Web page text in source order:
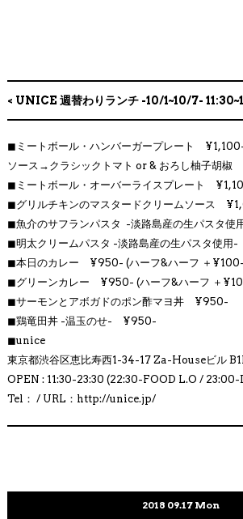
< UNICE 週替わりランチ -10/1~10/7-
◼︎ ミートボール・ハンバーガープレート
ソース→クラシックトマト or & おろし柚子胡椒
◼︎ ミートボール・オーバーライスプレート
◼︎グリルチキンのマスタードクリームソース
◼︎魚介のサフランパスタ -淡路島産の生パスタ
◼︎明太クリームパスタ -淡路島産の生パスタ使
◼︎本日のカレー ¥950- (ハーフ&ハーフ ＋
◼︎グリーンカレー ¥950- (ハーフ&ハーフ ＋
◼︎サーモンとアボガドのポン酢マヨ丼 ¥950-
◼︎鶏竜田丼 -温玉のせ- ¥950-
◼︎unice
東京都渋谷区恵比寿西1-34-17 Za-Houseビル
OPEN : 11:30-23:30 (22:30-FOOD L.O /
Tel： / URL：http://unice.jp/
2018 09.17 Mon